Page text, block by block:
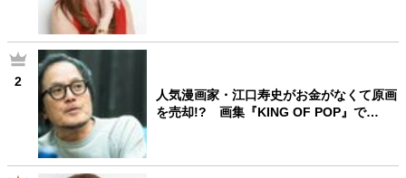
2
人気漫画家・江口寿史がお金がなくて原画
を売却!? 画集『KING OF POP』で…